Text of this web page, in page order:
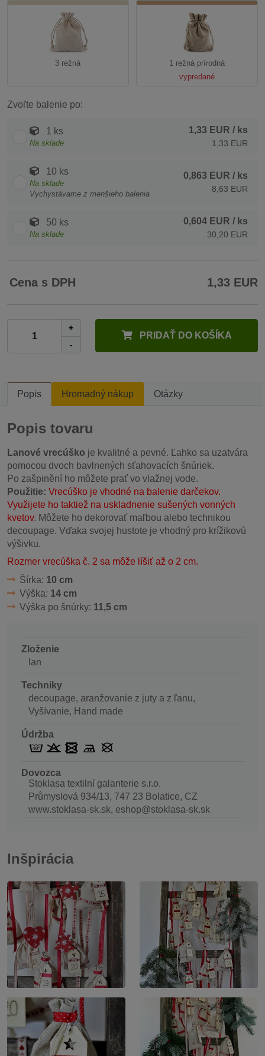
3 režná
1 režná prírodná
vypredané
Zvoľte balenie po:
1 ks
Na sklade
1,33 EUR / ks
1,33 EUR
10 ks
Na sklade
Vychystávame z menšieho balenia
0,863 EUR / ks
8,63 EUR
50 ks
Na sklade
0,604 EUR / ks
30,20 EUR
Cena s DPH 1,33 EUR
+
-
PRIDAŤ DO KOŠÍKA
Popis Hromadný nákup Otázky
Popis tovaru
Lanové vrecúško je kvalitné a pevné. Ľahko sa uzatvára
pomocou dvoch bavlnených sťahovacích šnúriek.
Po zašpinění ho môžete prať vo vlažnej vode.
Použitie: Vrecúško je vhodné na balenie darčekov.
Využijete ho taktiež na uskladnenie sušených vonných
kvetov. Môžete ho dekorovať maľbou alebo technikou
decoupage. Vďaka svojej hustote je vhodný pro krížikovú
výšivku.
Rozmer vrecúška č. 2 sa môže líšiť až o 2 cm.
Šírka: 10 cm
Výška: 14 cm
Výška po šnúrky: 11,5 cm
Zloženie
lan
Techniky
decoupage, aranžovanie z juty a z ľanu,
Vyšívanie, Hand made
Údržba
Dovozca
Stoklasa textilní galanterie s.r.o.
Průmyslová 934/13, 747 23 Bolatice, CZ
www.stoklasa-sk.sk, eshop@stoklasa-sk.sk
Inšpirácia